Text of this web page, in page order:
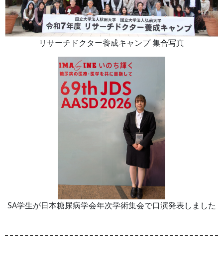
リサーチドクター養成キャンプ 集合写真
SA学生が日本糖尿病学会年次学術集会で口演発表しました